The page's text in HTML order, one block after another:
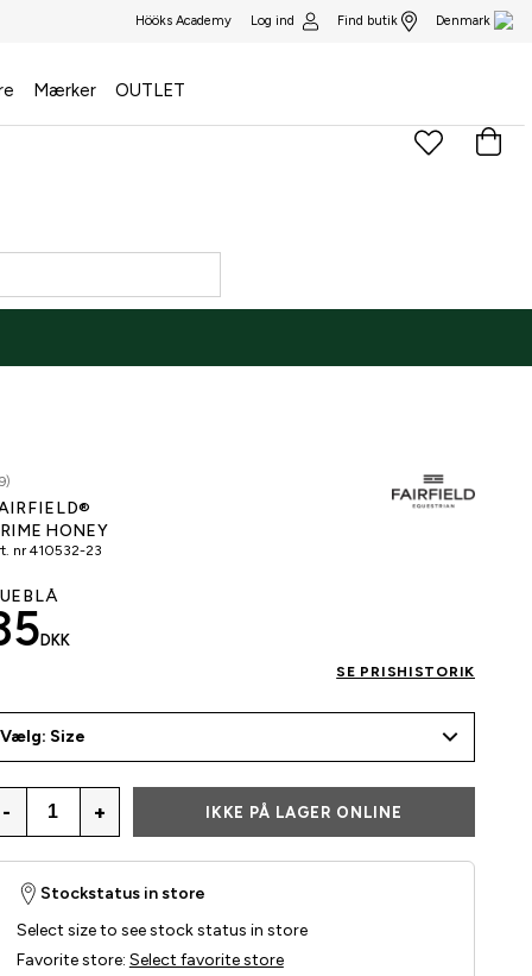
Hööks Academy Log ind Find butik Denmark
Mærker OUTLET
HONEY
nr 410532-23
DKK
SE PRISHISTORIK
Vælg: Size
- + IKKE PÅ LAGER ONLINE
Stockstatus in store
Select size to see stock status in store
Favorite store: Select favorite store